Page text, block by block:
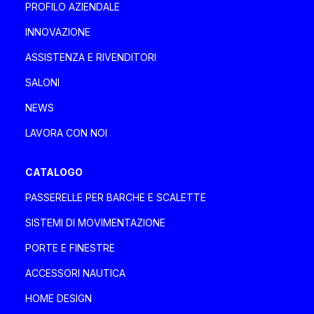
Località Rio Basco 3/A 3/B, 17044 Stella (SV)
davaboatservice@gmail.com
DEA MARINE SRLS
Via degli Ulivi 2, 55049 Viareggio Viareggio
deamarinesrls@gmail.com
DENPAR MAKINA SAN. VE TIC A.Ş.
Özbek Sokak No.1 Kavacık, Beykoz Istanbul
Istanbul
PROFILO AZIENDALE
INNOVAZIONE
ASSISTENZA E RIVENDITORI
SALONI
NEWS
LAVORA CON NOI
CATALOGO
PASSERELLE PER BARCHE E SCALETTE
SISTEMI DI MOVIMENTAZIONE
PORTE E FINESTRE
ACCESSORI NAUTICA
HOME DESIGN